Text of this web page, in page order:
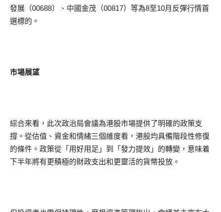
發展（00688）、中國金茂（00817）等為8至10月反彈行情首
選標的。
市場展望
綜合來看，此次政治局會議為港股市場提供了明確的政策支
撐。從估值、資金和情緒三個維度看，港股均具備階段性修復
的條件。政策從「用好用足」到「發力提效」的轉變，意味着
下半年將有更積極的財政支出和更靈活的貨幣投放。